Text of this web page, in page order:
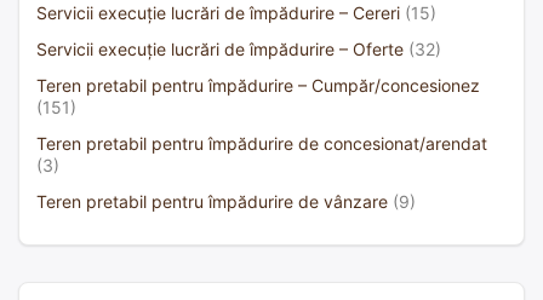
Servicii execuție lucrări de împădurire – Cereri (15)
Servicii execuție lucrări de împădurire – Oferte (32)
Teren pretabil pentru împădurire – Cumpăr/concesionez
(151)
Teren pretabil pentru împădurire de concesionat/arendat
(3)
Teren pretabil pentru împădurire de vânzare (9)